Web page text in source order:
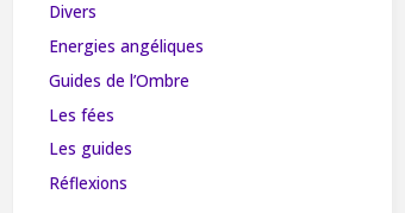
Divers
Energies angéliques
Guides de l’Ombre
Les fées
Les guides
Réflexions